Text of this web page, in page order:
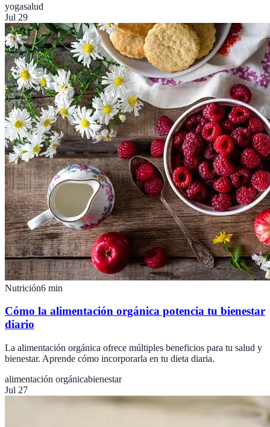
yogasalud
Jul 29
Nutrición6 min
Cómo la alimentación orgánica potencia tu bienestar
diario
La alimentación orgánica ofrece múltiples beneficios para tu salud y
bienestar. Aprende cómo incorporarla en tu dieta diaria.
alimentación orgánicabienestar
Jul 27